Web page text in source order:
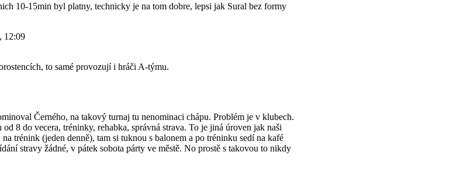
10-15min byl platny, technicky je na tom dobre, lepsi jak Sural bez formy
12:09
to samé provozují i hráči A-týmu.
Černého, na takový turnaj tu nenominaci chápu. Problém je v klubech.
8 do vecera, tréninky, rehabka, správná strava. To je jiná úroven jak naši
trénink (jeden denně), tam si tuknou s balonem a po tréninku sedí na kafé
stravy žádné, v pátek sobota párty ve městě. No prostě s takovou to nikdy